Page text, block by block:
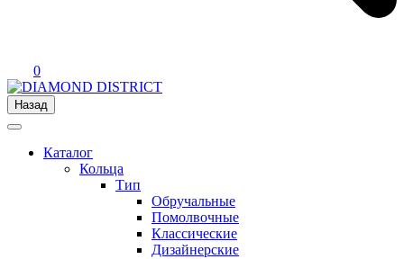
0
Назад
Каталог
Кольца
Тип
Обручальные
Помолвочные
Классические
Дизайнерские